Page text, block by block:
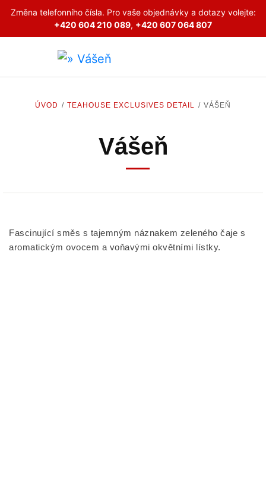
Změna telefonního čísla. Pro vaše objednávky a dotazy volejte:
+420 604 210 089, +420 607 064 807
ÚVOD TEAHOUSE EXCLUSIVES DETAIL VÁŠEŇ
Vášeň
Fascinující směs s tajemným náznakem zeleného čaje s
aromatickým ovocem a voňavými okvětními lístky.